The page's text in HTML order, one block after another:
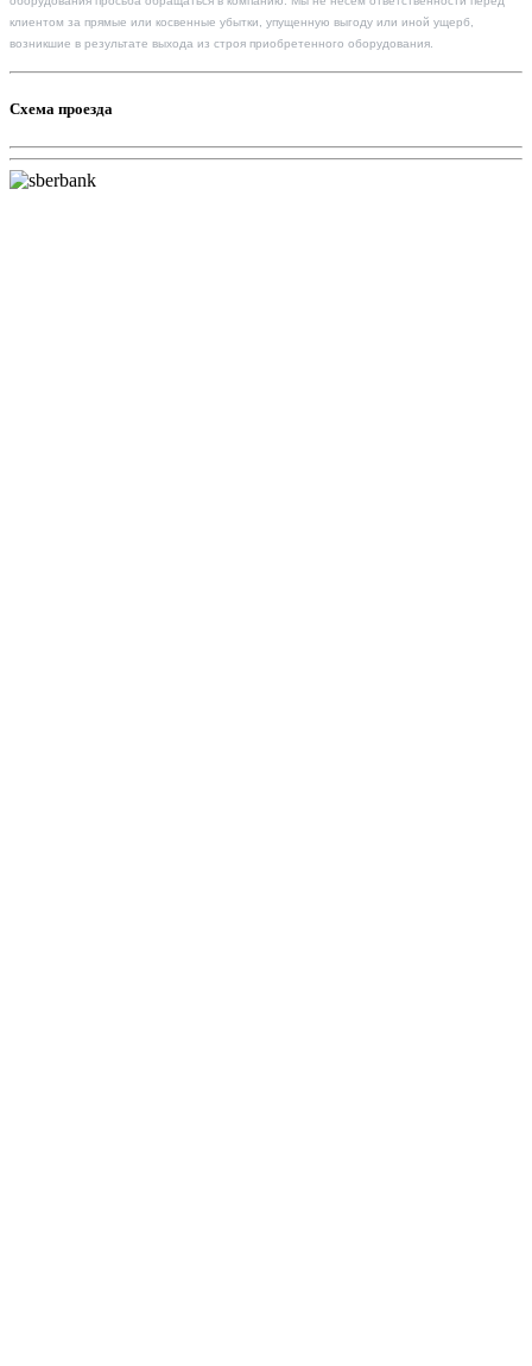
клиентом за прямые или косвенные убытки, упущенную выгоду или иной ущерб,
возникшие в результате выхода из строя приобретенного оборудования.
Схема проезда